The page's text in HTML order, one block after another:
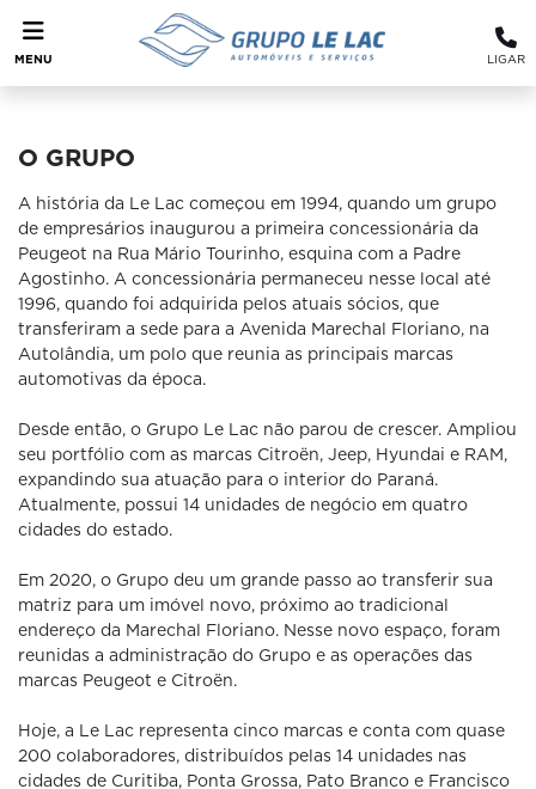
MENU LIGAR
O GRUPO
A história da Le Lac começou em 1994, quando um grupo
de empresários inaugurou a primeira concessionária da
Peugeot na Rua Mário Tourinho, esquina com a Padre
Agostinho. A concessionária permaneceu nesse local até
1996, quando foi adquirida pelos atuais sócios, que
transferiram a sede para a Avenida Marechal Floriano, na
Autolândia, um polo que reunia as principais marcas
automotivas da época.
Desde então, o Grupo Le Lac não parou de crescer. Ampliou
seu portfólio com as marcas Citroën, Jeep, Hyundai e RAM,
expandindo sua atuação para o interior do Paraná.
Atualmente, possui 14 unidades de negócio em quatro
cidades do estado.
Em 2020, o Grupo deu um grande passo ao transferir sua
matriz para um imóvel novo, próximo ao tradicional
endereço da Marechal Floriano. Nesse novo espaço, foram
reunidas a administração do Grupo e as operações das
marcas Peugeot e Citroën.
Hoje, a Le Lac representa cinco marcas e conta com quase
200 colaboradores, distribuídos pelas 14 unidades nas
cidades de Curitiba, Ponta Grossa, Pato Branco e Francisco